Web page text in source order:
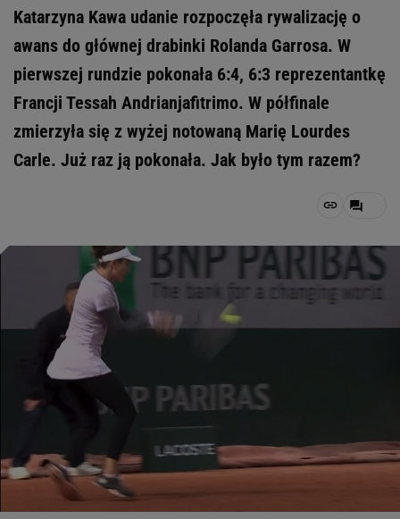
Katarzyna Kawa udanie rozpoczęła rywalizację o
awans do głównej drabinki Rolanda Garrosa. W
pierwszej rundzie pokonała 6:4, 6:3 reprezentantkę
Francji Tessah Andrianjafitrimo. W półfinale
zmierzyła się z wyżej notowaną Marię Lourdes
Carle. Już raz ją pokonała. Jak było tym razem?